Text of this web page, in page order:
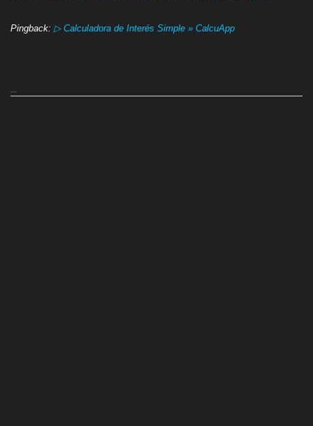
Pingback: ▷ Calculadora de Interés Simple » CalcuApp